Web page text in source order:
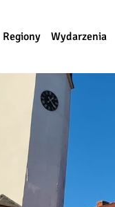
Regiony Wydarzenia